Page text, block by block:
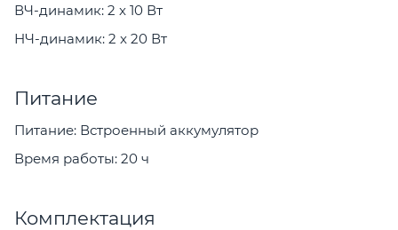
ВЧ-динамик: 2 x 10 Вт
НЧ-динамик: 2 x 20 Вт
Питание
Питание: Встроенный аккумулятор
Время работы: 20 ч
Комплектация